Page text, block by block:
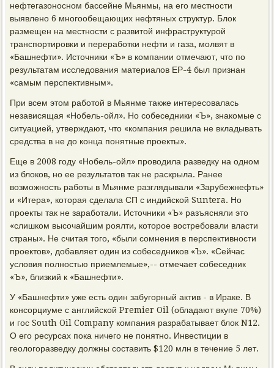
нефтегазоносном бассейне Мьянмы, на его местности
выявлено 6 многообещающих нефтяных структур. Блок
размещен на местности с развитой инфраструктурой
транспортировки и переработки нефти и газа, молвят в
«Башнефти». Источники «Ъ» в компании отмечают, что по
результатам исследования материалов ЕР-4 был признан
«самым перспективным».
При всем этом работой в Мьянме также интересовалась
независящая «Нобель-ойл». Но собеседники «Ъ», знакомые с
ситуацией, утверждают, что «компания решила не вкладывать
средства в не до конца понятные проекты».
Еще в 2008 году «Нобель-ойл» проводила разведку на одном
из блоков, но ее результатов так не раскрыла. Ранее
возможность работы в Мьянме разглядывали «Зарубежнефть»
и «Итера», которая сделала СП с индийской Suntera. Но
проекты так не заработали. Источники «Ъ» разъясняли это
«слишком высочайшим роялти, которое востребовали власти
страны». Не считая того, «были сомнения в перспективности
проектов», добавляет один из собеседников «Ъ». «Сейчас
условия полностью приемлемые»,-- отмечает собеседник
«Ъ», близкий к «Башнефти».
У «Башнефти» уже есть один забугорный актив - в Ираке. В
консорциуме с английской Premier Oil (обладают вкупе 70%)
и гос South Oil Company компания разрабатывает блок N12.
О его ресурсах пока ничего не понятно. Инвестиции в
геологоразведку должны составить $120 млн в течение 5 лет.